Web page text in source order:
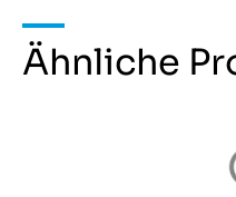
Ähnliche